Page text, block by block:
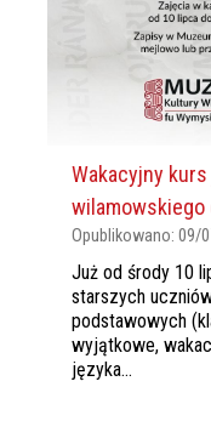
Wakacyjny
wilamowskiego
Opublikowano: 09/
Już od środy 10
starszych
podstawowych
wyjątkowe,
języka...